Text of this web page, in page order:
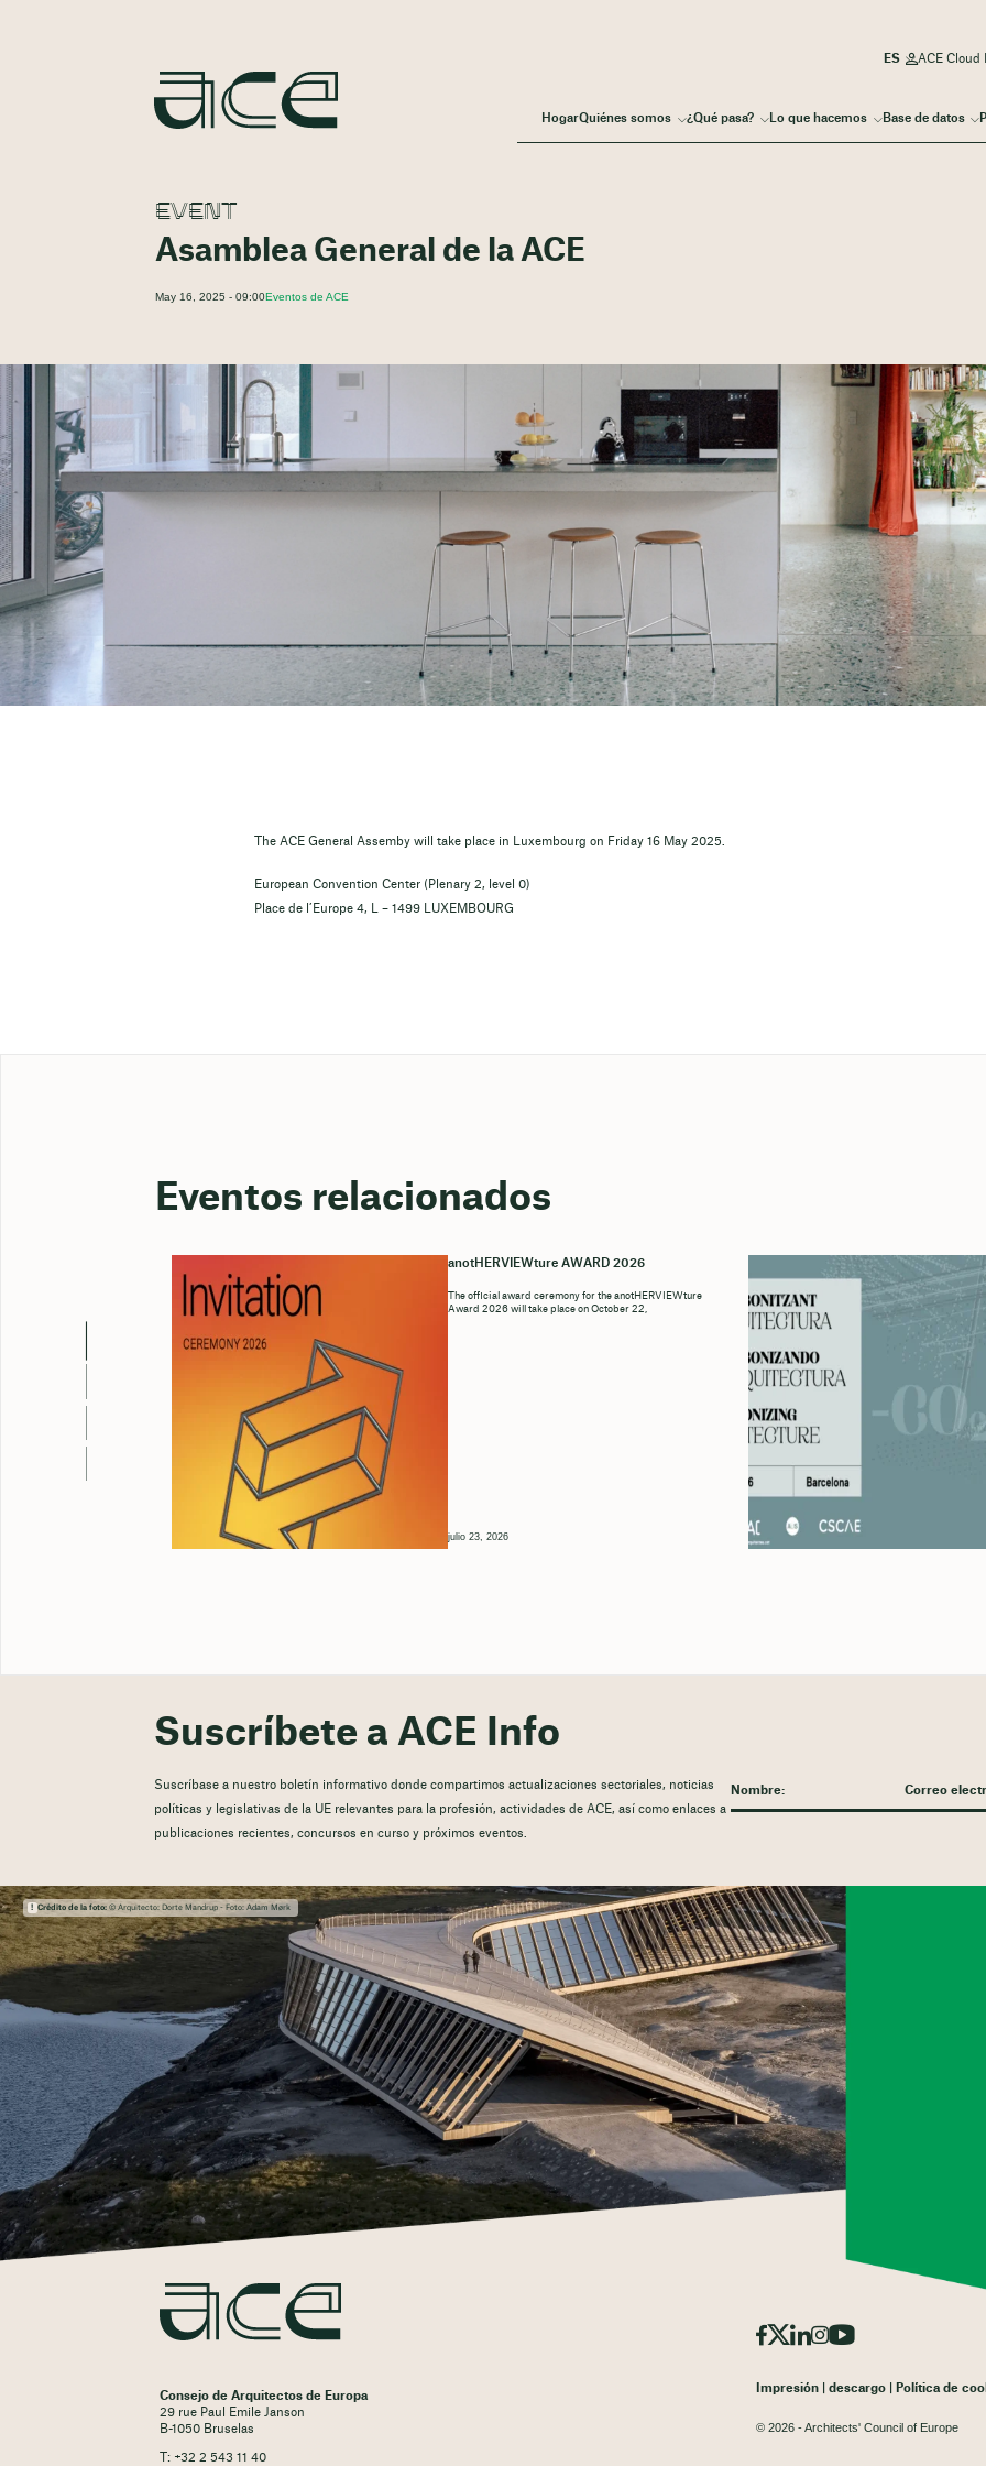
HogarQuiénes somos ¿Qué pasa? Lo que hacemos Base de datos
ACE Cloud
EVENT
Asamblea General de la ACE
May 16, 2025 - 09:00Eventos de ACE
The ACE General Assemby will take place in Luxembourg on Friday 16 May 2025.
European Convention Center (Plenary 2, level 0)
Place de l’Europe 4, L – 1499 LUXEMBOURG
Eventos relacionados
anotHERVIEWture AWARD 2026
The official award ceremony for the anotHERVIEWture
Award 2026 will take place on October 22,
julio 23, 2026
Suscríbete a ACE Info
Suscríbase a nuestro boletín informativo donde compartimos actualizaciones sectoriales, noticias
políticas y legislativas de la UE relevantes para la profesión, actividades de ACE, así como enlaces a
publicaciones recientes, concursos en curso y próximos eventos.
Crédito de la foto:© Arquitecto: Dorte Mandrup - Foto: Adam Mørk
Consejo de Arquitectos de Europa
29 rue Paul Emile Janson
B-1050 Bruselas
T: +32 2 543 11 40
Impresión descargo Política de
© 2026 - Architects' Council of Europe